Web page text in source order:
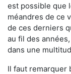
est possible que
méandres de ce
de ces derniers
au fil des
dans une
Il faut remarquer